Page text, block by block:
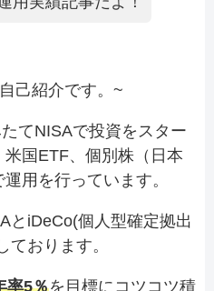
己紹介です。~
てNISAで投資をスター
米国ETF、個別株（日本
用を行っています。
とiDeCo(個人型確定拠出
おります。
率5％を目標にコツコツ積